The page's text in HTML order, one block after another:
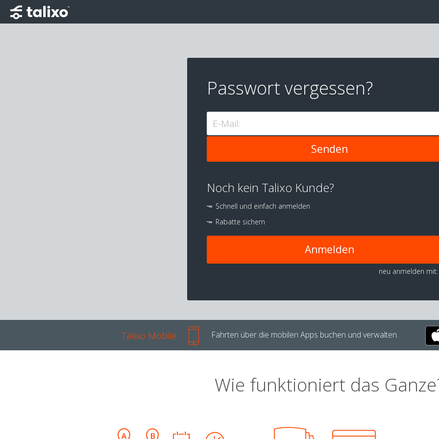
Passwort vergessen?
E-Mail:
Noch kein Talixo Kunde?
Schnell und einfach anmelden
Rabatte sichern
Anmelden
neu anmelden mit:
Talixo Mobile Fahrten über die mobilen Apps buchen und verwalten.
Wie funktioniert das